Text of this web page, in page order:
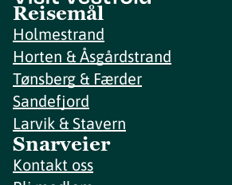
Reisemål
Holmestrand
Horten & Åsgårdstrand
Tønsberg & Færder
Sandefjord
Larvik & Stavern
Snarveier
Kontakt oss